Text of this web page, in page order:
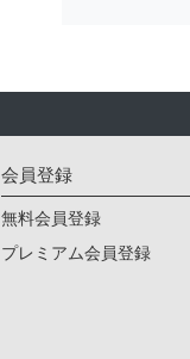
会員登録
無料会員登録
プレミアム会員登録